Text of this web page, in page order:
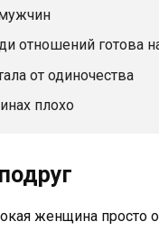
отношений готова
от одиночества
плохо
женщина просто